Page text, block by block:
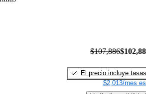
$107,886
El precio incluye tasas
$2,013/mes